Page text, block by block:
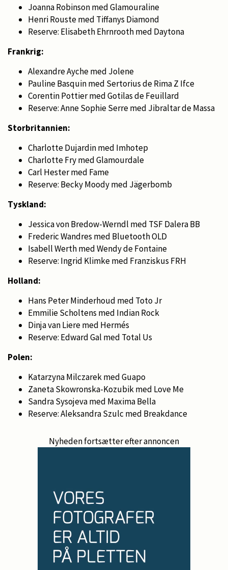
Joanna Robinson med Glamouraline
Henri Rouste med Tiffanys Diamond
Reserve: Elisabeth Ehrnrooth med Daytona
Frankrig:
Alexandre Ayche med Jolene
Pauline Basquin med Sertorius de Rima Z Ifce
Corentin Pottier med Gotilas de Feuillard
Reserve: Anne Sophie Serre med Jibraltar de Massa
Storbritannien:
Charlotte Dujardin med Imhotep
Charlotte Fry med Glamourdale
Carl Hester med Fame
Reserve: Becky Moody med Jägerbomb
Tyskland:
Jessica von Bredow-Werndl med TSF Dalera BB
Frederic Wandres med Bluetooth OLD
Isabell Werth med Wendy de Fontaine
Reserve: Ingrid Klimke med Franziskus FRH
Holland:
Hans Peter Minderhoud med Toto Jr
Emmilie Scholtens med Indian Rock
Dinja van Liere med Hermés
Reserve: Edward Gal med Total Us
Polen:
Katarzyna Milczarek med Guapo
Zaneta Skowronska-Kozubik med Love Me
Sandra Sysojeva med Maxima Bella
Reserve: Aleksandra Szulc med Breakdance
Nyheden fortsætter efter annoncen